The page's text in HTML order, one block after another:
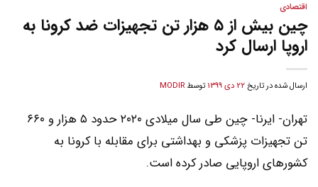
اقتصادی
چین بیش از ۵ هزار تن تجهیزات ضد کرونا به
اروپا ارسال کرد
ارسال شده در تاریخ22 دی 1399 توسط MODIR
تهران- ایرنا- چین طی سال میلادی ۲۰۲۰ حدود ۵ هزار و ۶۶۰
تن تجهیزات پزشکی و بهداشتی برای مقابله با کرونا به
کشورهای اروپایی صادر کرده است.